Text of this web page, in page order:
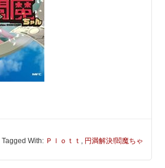
Tagged With: Ｐｌｏｔｔ , 円満解決!閻魔ちゃ